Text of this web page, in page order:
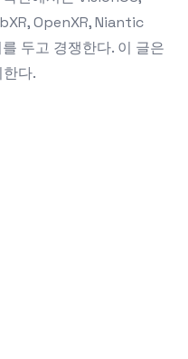
OpenXR, Niantic
두고 경쟁한다. 이 글은
다.